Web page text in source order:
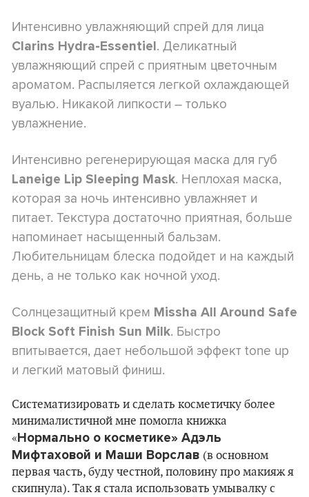
Интенсивно увлажняющий спрей для лица
Clarins Hydra-Essentiel. Деликатный
увлажняющий спрей с приятным цветочным
ароматом. Распыляется легкой охлаждающей
вуалью. Никакой липкости – только
увлажнение.
Интенсивно регенерирующая маска для губ
Laneige Lip Sleeping Mask. Неплохая маска,
которая за ночь интенсивно увлажняет и
питает. Текстура достаточно приятная, больше
напоминает насыщенный бальзам.
Любительницам блеска подойдет и на каждый
день, а не только как ночной уход.
Солнцезащитный крем Missha All Around Safe
Block Soft Finish Sun Milk. Быстро
впитывается, дает небольшой эффект tone up
и легкий матовый финиш.
Систематизировать и сделать косметичку более
минималистичной мне помогла книжка
«Нормально о косметике» Адэль
Мифтаховой и Маши Ворслав (в основном
первая часть, буду честной, половину про макияж я
скипнула). Так я стала использовать умывалку с